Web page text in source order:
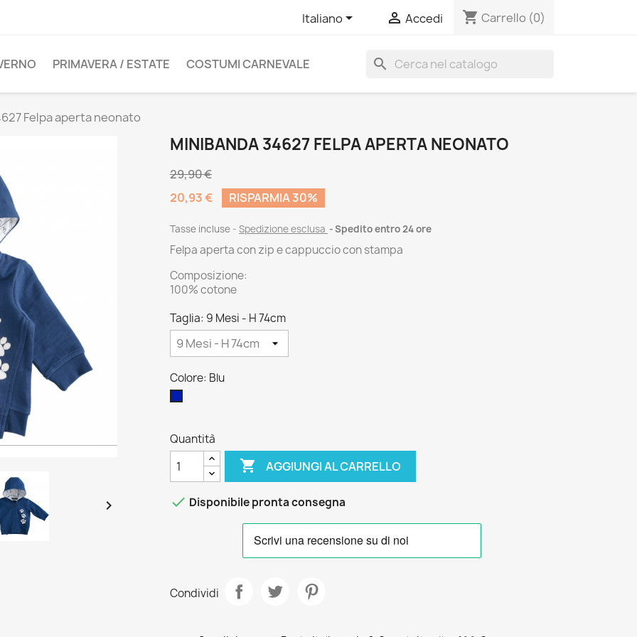
Italiano  Accedi shopping_cart Carrello (0)
PRIMAVERA / ESTATE COSTUMI CARNEVALE search
Felpa aperta neonato

MINIBANDA 34627 FELPA APERTA NEONATO
29,90 €
20,93 €
RISPARMIA 30%
Tasse incluse Spedizione esclusa Spedito entro 24 ore
Felpa aperta con zip e cappuccio con stampa
Composizione:
100% cotone
Taglia: 9 Mesi - H 74cm
Colore: Blu
Quantità
 AGGIUNGI AL CARRELLO
 Disponibile pronta consegna
Condividi